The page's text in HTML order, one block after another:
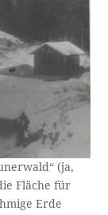
(ja,
Fläche für
Erde